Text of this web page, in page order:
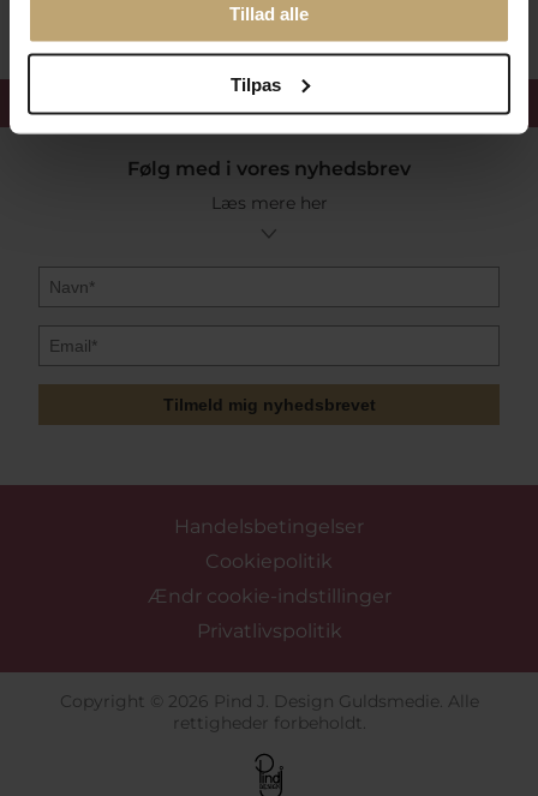
Tillad alle
Tilpas
velkomstrabat
Følg med i vores nyhedsbrev
Læs mere her
Tilmeld mig nyhedsbrevet
Handelsbetingelser
Cookiepolitik
Ændr cookie-indstillinger
Privatlivspolitik
Copyright © 2026 Pind J. Design Guldsmedie. Alle
rettigheder forbeholdt.